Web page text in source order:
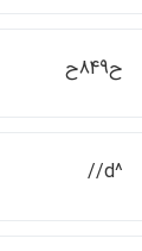
ح849ح
^d//